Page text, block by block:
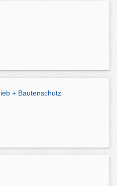
+ Bautenschutz